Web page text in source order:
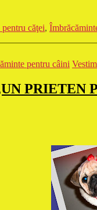
căţei,
pentru câini
PRIETEN